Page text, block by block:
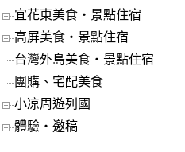
宜花東美食‧景點住宿
高屏美食‧景點住宿
台灣外島美食‧景點住宿
團購、宅配美食
小凉周遊列國
體驗‧邀稿